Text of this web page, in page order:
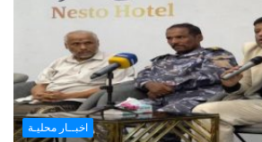
اخبــار محليـة